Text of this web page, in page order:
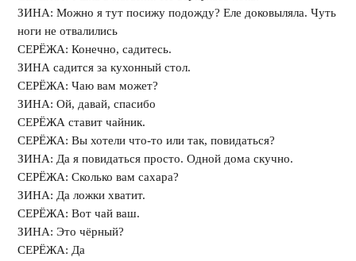
ЗИНА: Можно я тут посижу подожду? Еле доковыляла. Чуть
ноги не отвалились
СЕРЁЖА: Конечно, садитесь.
ЗИНА садится за кухонный стол.
СЕРЁЖА: Чаю вам может?
ЗИНА: Ой, давай, спасибо
СЕРЁЖА ставит чайник.
СЕРЁЖА: Вы хотели что-то или так, повидаться?
ЗИНА: Да я повидаться просто. Одной дома скучно.
СЕРЁЖА: Сколько вам сахара?
ЗИНА: Да ложки хватит.
СЕРЁЖА: Вот чай ваш.
ЗИНА: Это чёрный?
СЕРЁЖА: Да